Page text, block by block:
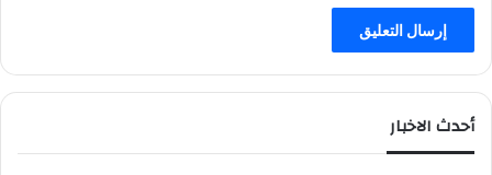
أحدث الاخبار